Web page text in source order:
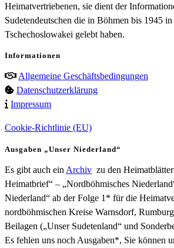
Heimatvertriebenen, sie dient der
Sudetendeutschen die in Böhmen bis 1945
Tschechoslowakei gelebt haben.
Informationen
Allgemeine Geschäftsbedingungen
Datenschutzerklärung
Impressum
Cookie-Richtlinie (EU)
Ausgaben „Unser Niederland“
Es gibt auch ein Archiv zu den
Heimatbrief“ – „Nordböhmisches
Niederland“ ab der Folge 1* für die
nordböhmischen Kreise Warnsdorf,
Beilagen („Unser Sudetenland“ und
Es fehlen uns noch Ausgaben*, Sie können